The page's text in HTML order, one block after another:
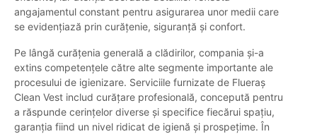
angajamentul constant pentru asigurarea unor medii care
se evidențiază prin curățenie, siguranță și confort.
Pe lângă curățenia generală a clădirilor, compania și-a
extins competențele către alte segmente importante ale
procesului de igienizare. Serviciile furnizate de Flueraș
Clean Vest includ curățare profesională, concepută pentru
a răspunde cerințelor diverse și specifice fiecărui spațiu,
garanția fiind un nivel ridicat de igienă și prospețime. În